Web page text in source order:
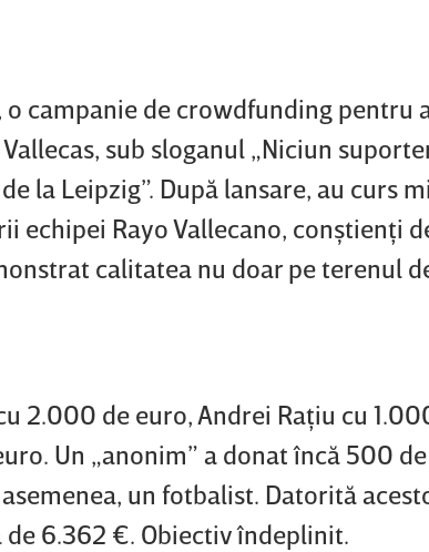
o campanie de crowdfunding pentru
sub sloganul „Niciun
la Leipzig”. După lansare, au curs
echipei Rayo Vallecano, conştienţi
calitatea nu doar pe terenul
2.000 de euro, Andrei Raţiu cu
Un „anonim” a donat încă 500
un fotbalist. Datorită
de 6.362 €. Obiectiv îndeplinit.